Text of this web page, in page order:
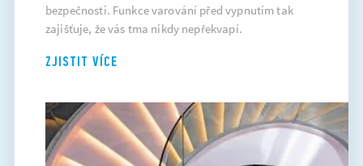
bezpečnosti. Funkce varování před vypnutím tak
zajišťuje, že vás tma nikdy nepřekvapí.
ZJISTIT VÍCE